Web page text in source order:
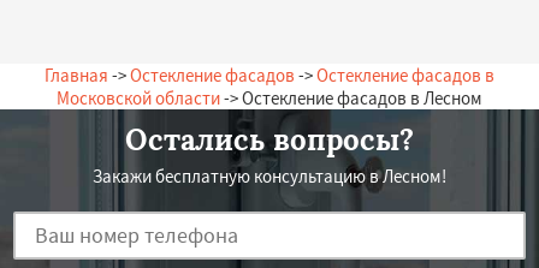
Главная ->Остекление фасадов ->Остекление фасадов в
Московской области-> Остекление фасадов в Лесном
Остались вопросы?
Закажи бесплатную консультацию в Лесном!